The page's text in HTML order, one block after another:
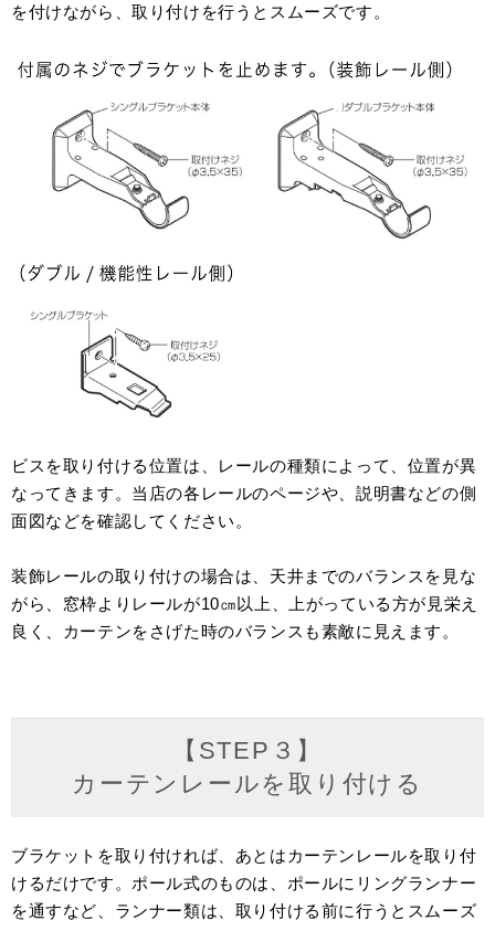
を付けながら、取り付けを行うとスムーズです。
ビスを取り付ける位置は、レールの種類によって、位置が異
なってきます。当店の各レールのページや、説明書などの側
面図などを確認してください。
装飾レールの取り付けの場合は、天井までのバランスを見な
がら、窓枠よりレールが10㎝以上、上がっている方が見栄え
良く、カーテンをさげた時のバランスも素敵に見えます。
【STEP３】
カーテンレールを取り付ける
ブラケットを取り付ければ、あとはカーテンレールを取り付
けるだけです。ポール式のものは、ポールにリングランナー
を通すなど、ランナー類は、取り付ける前に行うとスムーズ